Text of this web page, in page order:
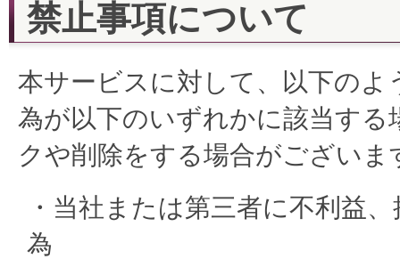
禁止事項について
本サービスに対して、以下の
為が以下のいずれかに該当す
クや削除をする場合がございま
・当社または第三者に不利益
為